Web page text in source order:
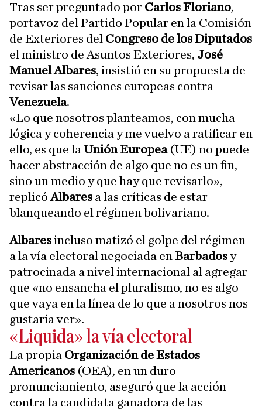
Tras ser preguntado por Carlos Floriano,
portavoz del Partido Popular en la Comisión
de Exteriores del Congreso de los Diputados
el ministro de Asuntos Exteriores, José
Manuel Albares, insistió en su propuesta de
revisar las sanciones europeas contra
Venezuela.
«Lo que nosotros planteamos, con mucha
lógica y coherencia y me vuelvo a ratificar en
ello, es que la Unión Europea(UE) no puede
hacer abstracción de algo que no es un fin,
sino un medio y que hay que revisarlo»,
replicóAlbares a las críticas de estar
blanqueando el régimen bolivariano.
Albaresincluso matizó el golpe del régimen
a la vía electoral negociada en Barbadosy
patrocinada a nivel internacional al agregar
que «no ensancha el pluralismo, no es algo
que vaya en la línea de lo que a nosotros nos
gustaría ver».
«Liquida» la vía electoral
La propia Organización de Estados
Americanos (OEA), en un duro
pronunciamiento, aseguró que la acción
contra la candidata ganadora de las